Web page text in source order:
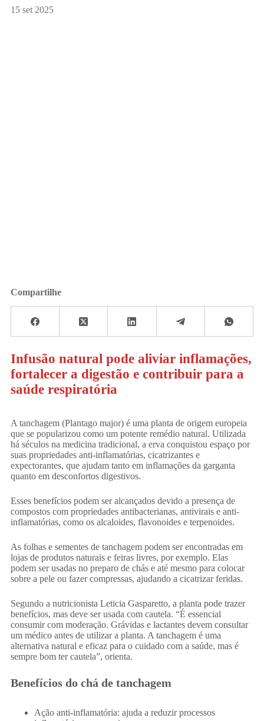
15 set 2025
Compartilhe
Infusão natural pode aliviar inflamações,
fortalecer a digestão e contribuir para a
saúde respiratória
A tanchagem (Plantago major) é uma planta de origem europeia
que se popularizou como um potente remédio natural. Utilizada
há séculos na medicina tradicional, a erva conquistou espaço por
suas propriedades anti-inflamatórias, cicatrizantes e
expectorantes, que ajudam tanto em inflamações da garganta
quanto em desconfortos digestivos.
Esses benefícios podem ser alcançados devido a presença de
compostos com propriedades antibacterianas, antivirais e anti-
inflamatórias, como os alcaloides, flavonoides e terpenoides.
As folhas e sementes de tanchagem podem ser encontradas em
lojas de produtos naturais e feiras livres, por exemplo. Elas
podem ser usadas no preparo de chás e até mesmo para colocar
sobre a pele ou fazer compressas, ajudando a cicatrizar feridas.
Segundo a nutricionista Leticia Gasparetto, a planta pode trazer
benefícios, mas deve ser usada com cautela. “É essencial
consumir com moderação. Grávidas e lactantes devem consultar
um médico antes de utilizar a planta. A tanchagem é uma
alternativa natural e eficaz para o cuidado com a saúde, mas é
sempre bom ter cautela”, orienta.
Benefícios do chá de tanchagem
Ação anti-inflamatória: ajuda a reduzir processos